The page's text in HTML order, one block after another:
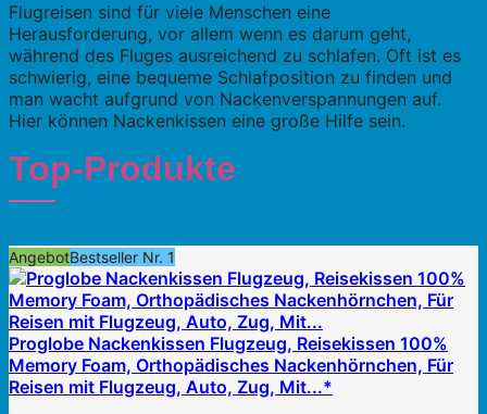
Flugreisen sind für viele Menschen eine
Herausforderung, vor allem wenn es darum geht,
während des Fluges ausreichend zu schlafen. Oft ist es
schwierig, eine bequeme Schlafposition zu finden und
man wacht aufgrund von Nackenverspannungen auf.
Hier können Nackenkissen eine große Hilfe sein.
Top-Produkte
AngebotBestseller Nr. 1
Proglobe Nackenkissen Flugzeug, Reisekissen 100%
Memory Foam, Orthopädisches Nackenhörnchen, Für
Reisen mit Flugzeug, Auto, Zug, Mit...*